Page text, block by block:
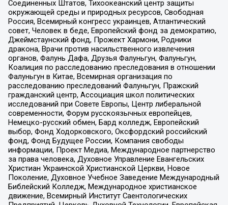
Соединенных Штатов, Тихоокеанский центр защиты
окружающей среды и природных ресурсов, Свободная
Россия, Всемирный конгресс украинцев, Атлантический
совет, Человек в беде, Европейский фонд за демократию,
Джеймстаунский фонд, Прожект Хармони, Родники
дракона, Врачи против насильственного извлечения
органов, Фалунь Дафа, Друзья Фалуньгун, Фалуньгун,
Коалиция по расследованию преследования в отношении
Фалуньгун в Китае, Всемирная организация по
расследованию преследований Фалуньгун, Пражский
гражданский центр, Ассоциация школ политических
исследований при Совете Европы, Центр либеральной
современности, Форум русскоязычных европейцев,
Немецко-русский обмен, Бард колледж, Европейский
выбор, Фонд Ходорковского, Оксфордский российский
фонд, Фонд Будущее России, Компания свободы
информации, Проект Медиа, Международное партнерство
за права человека, Духовное Управление Евангельских
Христиан Украинской Христианской Церкви, Новое
Поколение, Духовное Учебное Заведение Международный
Библейский Колледж, Международное христианское
движение, Всемирный Институт Саентологических